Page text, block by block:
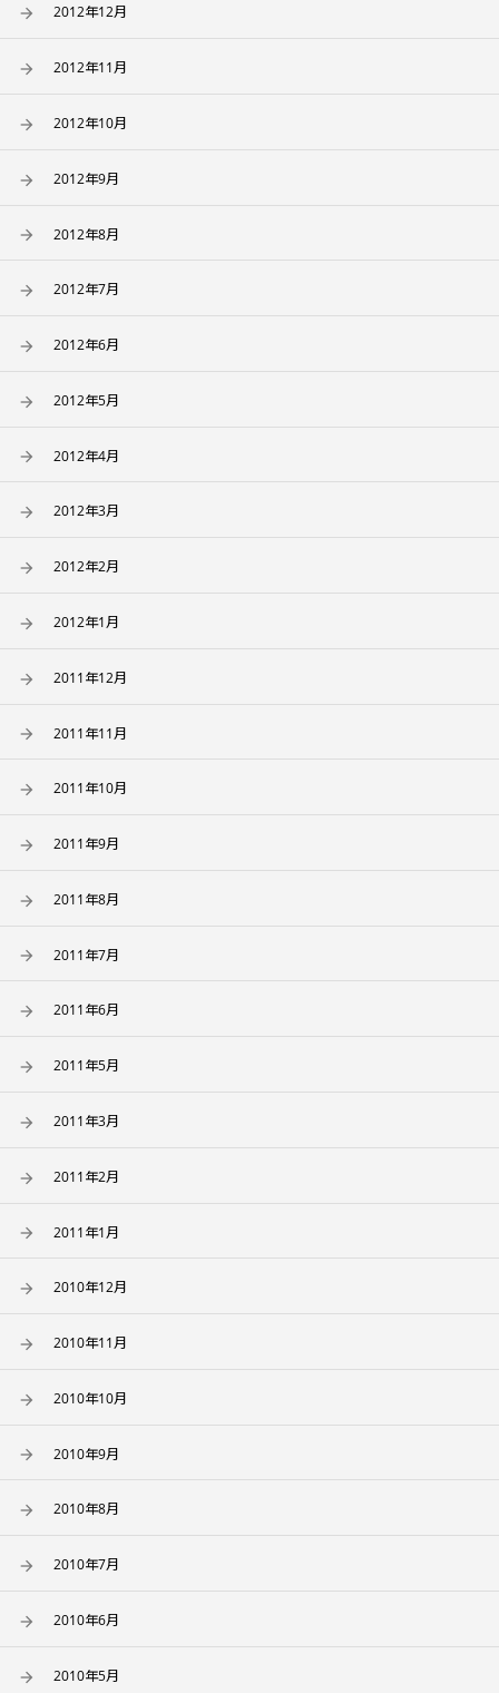
2012年12月
2012年11月
2012年10月
2012年9月
2012年8月
2012年7月
2012年6月
2012年5月
2012年4月
2012年3月
2012年2月
2012年1月
2011年12月
2011年11月
2011年10月
2011年9月
2011年8月
2011年7月
2011年6月
2011年5月
2011年3月
2011年2月
2011年1月
2010年12月
2010年11月
2010年10月
2010年9月
2010年8月
2010年7月
2010年6月
2010年5月